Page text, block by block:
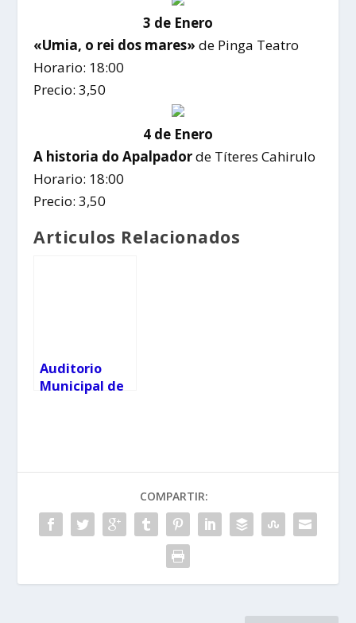
3 de Enero
«Umia, o rei dos mares» de Pinga Teatro
Horario: 18:00
Precio: 3,50
4 de Enero
A historia do Apalpadorde Títeres Cahirulo
Horario: 18:00
Precio: 3,50
Articulos Relacionados
Auditorio
Municipal de
COMPARTIR: